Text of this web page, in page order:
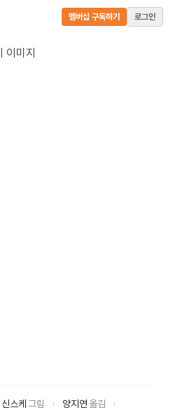
멤버십 구독하기 로그인
스케 그림 양지연 옮김